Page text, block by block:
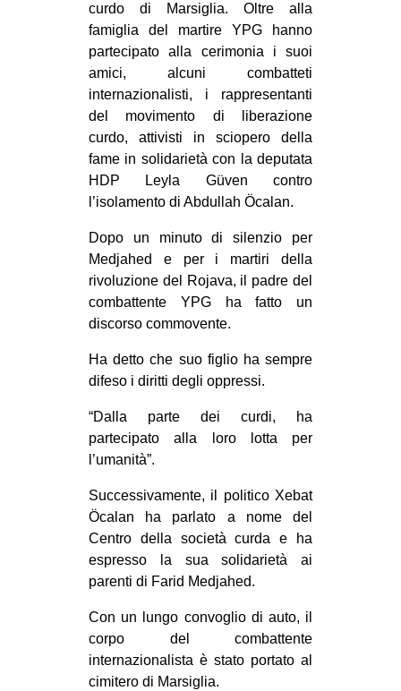
MUSICA
INTERNAZIONALE
AFRICA
AMERICHE
EUROPA
MEDIO ORIENTE
MONDO
EVENTI
Fb
tw
ms
SEARCH
curdo di Marsiglia. Oltre alla
famiglia del martire YPG hanno
partecipato alla cerimonia i suoi
amici, alcuni combatteti
internazionalisti, i rappresentanti
del movimento di liberazione
curdo, attivisti in sciopero della
fame in solidarietà con la deputata
HDP Leyla Güven contro
l’isolamento di Abdullah Öcalan.
Dopo un minuto di silenzio per
Medjahed e per i martiri della
rivoluzione del Rojava, il padre del
combattente YPG ha fatto un
discorso commovente.
Ha detto che suo figlio ha sempre
difeso i diritti degli oppressi.
“Dalla parte dei curdi, ha
partecipato alla loro lotta per
l’umanità”.
Successivamente, il politico Xebat
Öcalan ha parlato a nome del
Centro della società curda e ha
espresso la sua solidarietà ai
parenti di Farid Medjahed.
Con un lungo convoglio di auto, il
corpo del combattente
internazionalista è stato portato al
cimitero di Marsiglia.